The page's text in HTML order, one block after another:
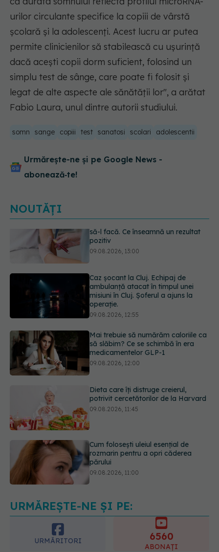
urilor circulante specifice la copiii de vârstă
școlară și la adolescenți. Acest lucru ar putea
permite clinicienilor să stabilească cu ușurință
dacă acești copii dorm suficient, folosind un
simplu test de sânge, care poate fi folosit și
legat de alte aspecte ale sănătății lor", a arătat
Fabio Laura, unul dintre autorii studiului.
somn sange copiii test sanatosi scolari adolescentii
Urmărește-ne și pe Google News -
abonează‑te!
NOUTĂȚI
Caz șocant la Cluj. Echipaj de
ambulanță atacat în timpul unei
09.08.2026, 12:55
Mai trebuie să numărăm caloriile ca
să slăbim? Ce se schimbă în era
medicamentelor GLP-1
Dieta care îți distruge creierul,
potrivit cercetătorilor de la Harvard
Cum folosești uleiul esențial de
Ce este testul TORCH și cine trebuie
să-l facă. Ce înseamnă un rezultat
URMĂREȘTE-NE ȘI PE:
URMĂRITORI 6560
ABONAȚI